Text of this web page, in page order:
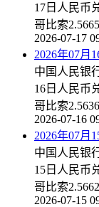
17日人民币
哥比索
2026-07-17
2026年07月
中国人民银
16日人民币
哥比索
2026-07-16
2026年07月
中国人民银
15日人民币
哥比索
2026-07-15